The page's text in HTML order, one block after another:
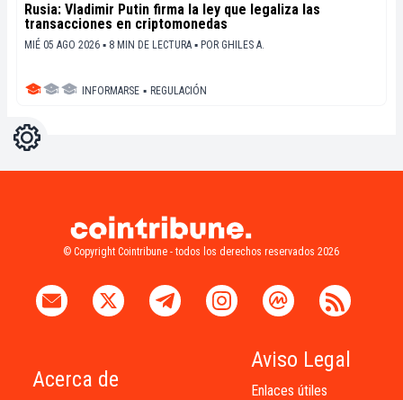
Rusia: Vladimir Putin firma la ley que legaliza las
transacciones en criptomonedas
MIÉ 05 AGO 2026 ▪ 8 MIN DE LECTURA ▪ POR GHILES A.
INFORMARSE ▪ REGULACIÓN
Ajustes
© Copyright Cointribune - todos los derechos reservados 2026
Acerca de
Aviso Legal
Enlaces útiles